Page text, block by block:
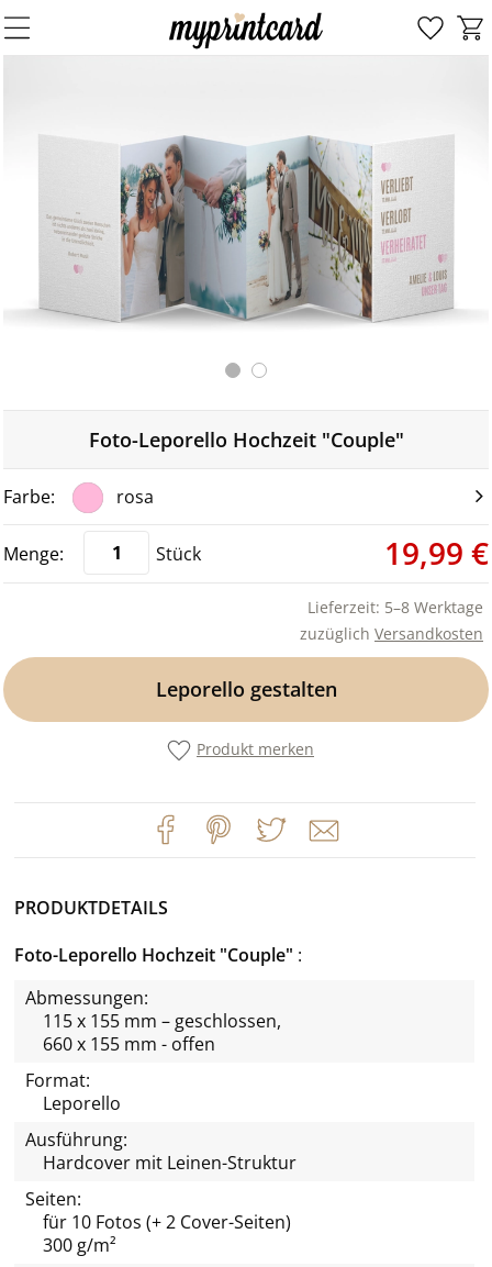
Foto-Leporello Hochzeit "Couple"
rosa
Stück 19,99 €
Lieferzeit: 5–8 Werktage
zuzüglich Versandkosten
Leporello gestalten
Produkt merken
PRODUKTDETAILS
Foto-Leporello Hochzeit "Couple"
Abmessungen:
115 x 155 mm – geschlossen,
660 x 155 mm - offen
Format:
Leporello
Ausführung:
Hardcover mit Leinen-Struktur
Seiten:
für 10 Fotos (+ 2 Cover-Seiten)
300 g/m²